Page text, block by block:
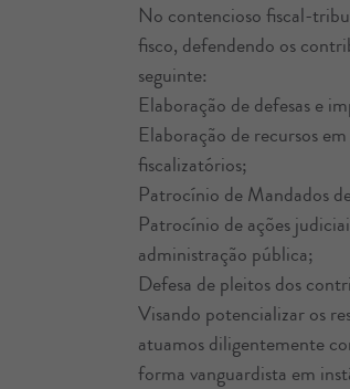
No contencioso fiscal-
fisco, defendendo os
seguinte:
Elaboração de defesas e
Elaboração de recursos
fiscalizatórios;
Patrocínio de Mandados
Patrocínio de ações
administração pública;
Defesa de pleitos dos
Visando potencializar os
atuamos diligentemente
forma vanguardista em